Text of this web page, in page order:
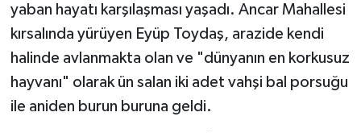
yaban hayatı karşılaşması yaşadı. Ancar Mahallesi
kırsalında yürüyen Eyüp Toydaş, arazide kendi
halinde avlanmakta olan ve "dünyanın en korkusuz
hayvanı" olarak ün salan iki adet vahşi bal porsuğu
ile aniden burun buruna geldi.